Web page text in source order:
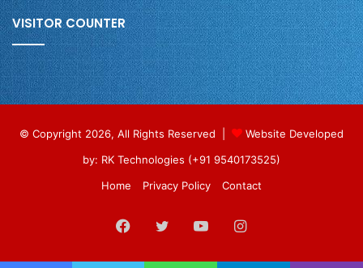
VISITOR COUNTER
© Copyright 2026, All Rights Reserved |
Website Developed
by: RK Technologies (+91 9540173525)
Home
Privacy Policy Contact
Facebook
TwitterYouTubeInstagram